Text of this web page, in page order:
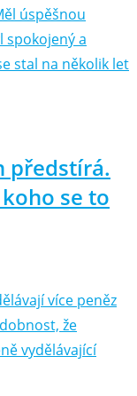
úspěšnou
spokojený a
stal na několik let
předstírá.
se to
více peněz
že
vydělávající